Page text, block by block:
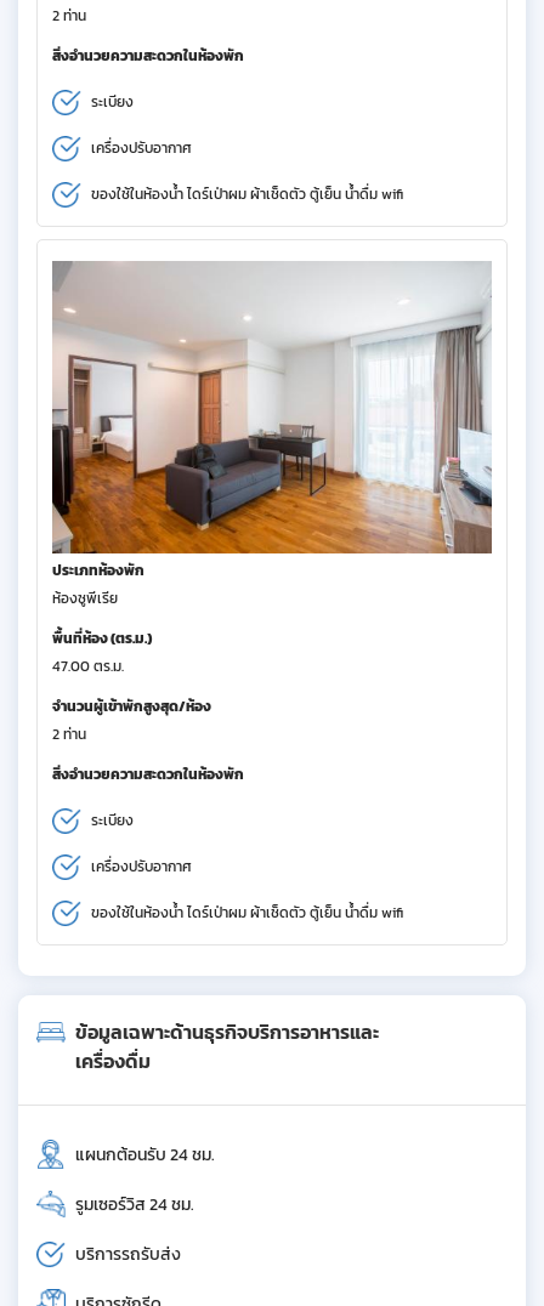
2 ท่าน
สิ่งอำนวยความสะดวกในห้องพัก
ระเบียง
เครื่องปรับอากาศ
ของใช้ในห้องน้ำ ไดร์เป่าผม ผ้าเช็ดตัว ตู้เย็น น้ำดื่ม wifi
ประเภทห้องพัก
ห้องซูพีเรีย
พื้นที่ห้อง (ตร.ม.)
47.00 ตร.ม.
จำนวนผู้เข้าพักสูงสุด/ห้อง
2 ท่าน
สิ่งอำนวยความสะดวกในห้องพัก
ระเบียง
เครื่องปรับอากาศ
ของใช้ในห้องน้ำ ไดร์เป่าผม ผ้าเช็ดตัว ตู้เย็น น้ำดื่ม wifi
ข้อมูลเฉพาะด้านธุรกิจบริการอาหารและ
เครื่องดื่ม
แผนกต้อนรับ 24 ชม.
รูมเซอร์วิส 24 ชม.
บริการรถรับส่ง